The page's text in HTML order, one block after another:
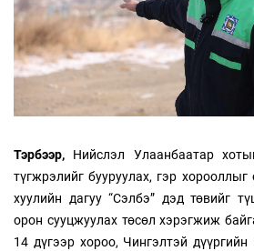
Тэрбээр, Нийслэл Улаанбаатар
түгжрэлийг бууруулах, гэр хорооллыг
хуулийн дагуу “Сэлбэ” дэд төвийг
орон сууцжуулах төсөл хэрэгжиж
14 дүгээр хороо, Чингэлтэй